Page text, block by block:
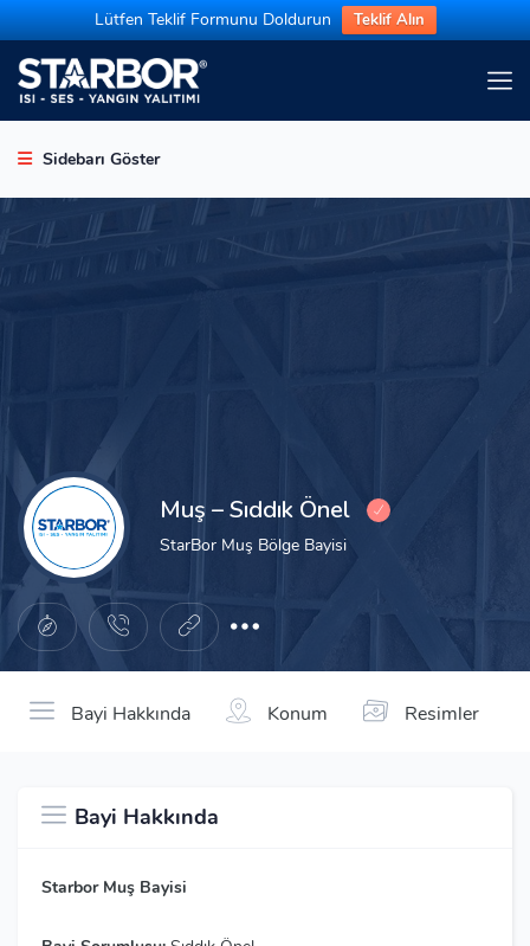
Lütfen Teklif Formunu Doldurun Teklif Alın
Sidebarı Göster
Muş – Sıddık Önel
StarBor Muş Bölge Bayisi
Bayi Hakkında Konum Resimler
Bayi Hakkında
Starbor Muş Bayisi